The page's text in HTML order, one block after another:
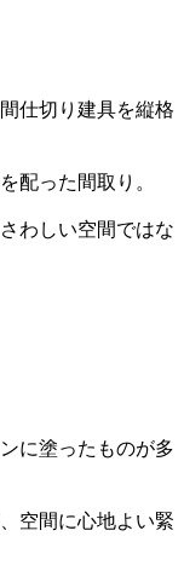
仕切り建具を縦格
配った間取り。
わしい空間ではな
に塗ったものが多
空間に心地よい緊